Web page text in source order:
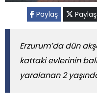
Paylaş Paylaş
Erzurum’da dün
kattaki evlerinin
yaralanan 2